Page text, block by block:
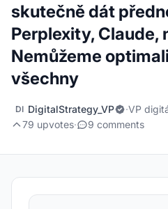
skutečně dát
Perplexity, Claude,
Nemůžeme
všechny
DI DigitalStrategy_VP ·VP
79 upvotes· 9 comments